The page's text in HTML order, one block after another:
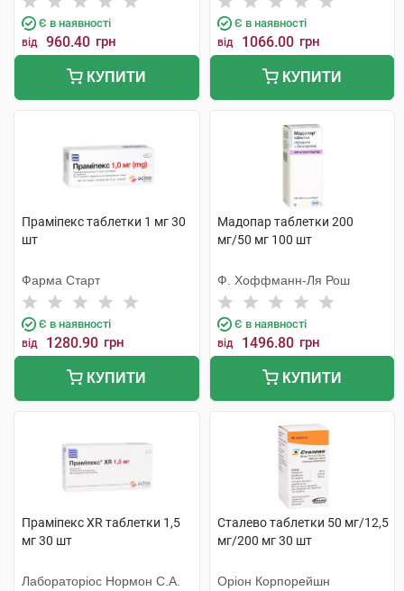
Є в наявності
від 960.40 грн
КУПИТИ
Є в наявності
від 1066.00 грн
КУПИТИ
Праміпекс таблетки 1 мг 30
шт
Фарма Старт
Є в наявності
від 1280.90 грн
КУПИТИ
Мадопар таблетки 200
мг/50 мг 100 шт
Ф. Хоффманн-Ля Рош
Є в наявності
від 1496.80 грн
КУПИТИ
Праміпекс XR таблетки 1,5
мг 30 шт
Лабораторіос Нормон С.А.
Сталево таблетки 50 мг/12,5
мг/200 мг 30 шт
Оріон Корпорейшн